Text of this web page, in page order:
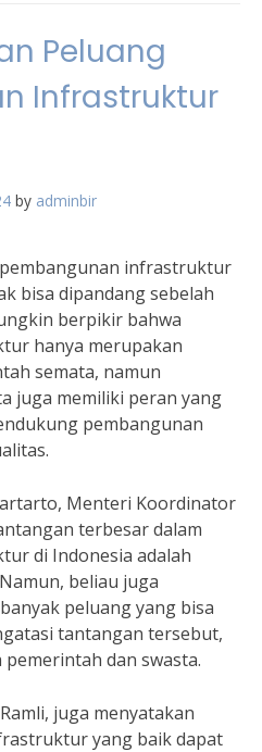
Peluang
Infrastruktur
by adminbir
infrastruktur
bisa dipandang sebelah
berpikir bahwa
hanya merupakan
semata, namun
juga memiliki peran yang
pembangunan
Menteri Koordinator
terbesar dalam
di Indonesia adalah
beliau juga
peluang yang bisa
tantangan tersebut,
dan swasta.
juga menyatakan
yang baik dapat